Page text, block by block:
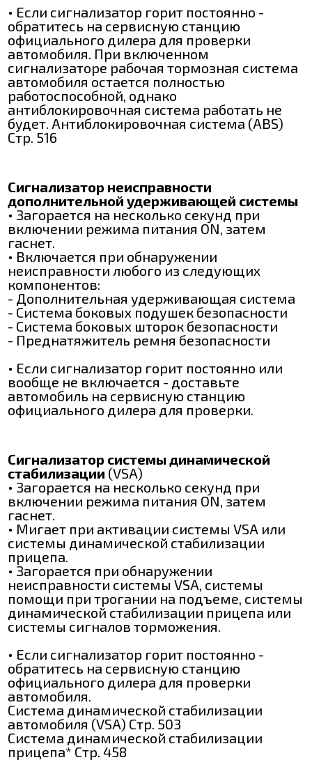
• Если сигнализатор горит постоянно -
обратитесь на сервисную станцию
официального дилера для проверки
автомобиля. При включенном
сигнализаторе рабочая тормозная система
автомобиля остается полностью
работоспособной, однако
антиблокировочная система работать не
будет. Антиблокировочная система (ABS)
Стр. 516
Сигнализатор неисправности
дополнительной удерживающей системы
• Загорается на несколько секунд при
включении режима питания ON, затем
гаснет.
• Включается при обнаружении
неисправности любого из следующих
компонентов:
- Дополнительная удерживающая система
- Система боковых подушек безопасности
- Система боковых шторок безопасности
- Преднатяжитель ремня безопасности
• Если сигнализатор горит постоянно или
вообще не включается - доставьте
автомобиль на сервисную станцию
официального дилера для проверки.
Сигнализатор системы динамической
стабилизации (VSA)
• Загорается на несколько секунд при
включении режима питания ON, затем
гаснет.
• Мигает при активации системы VSA или
системы динамической стабилизации
прицепа.
• Загорается при обнаружении
неисправности системы VSA, системы
помощи при трогании на подъеме, системы
динамической стабилизации прицепа или
системы сигналов торможения.
• Если сигнализатор горит постоянно -
обратитесь на сервисную станцию
официального дилера для проверки
автомобиля.
Система динамической стабилизации
автомобиля (VSA) Стр. 503
Система динамической стабилизации
прицепа* Стр. 458